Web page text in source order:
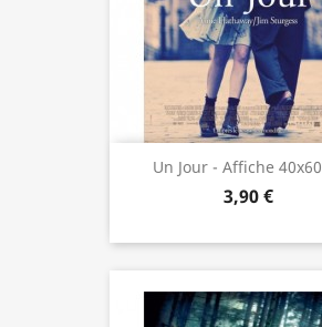
Un Jour - Affiche
3,90 €